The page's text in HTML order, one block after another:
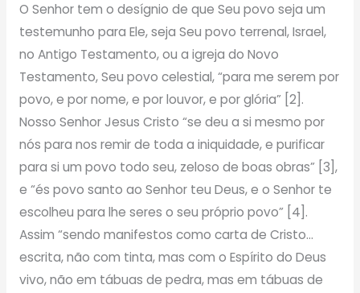
O Senhor tem o desígnio de que Seu povo seja um
testemunho para Ele, seja Seu povo terrenal, Israel,
no Antigo Testamento, ou a igreja do Novo
Testamento, Seu povo celestial, “para me serem por
povo, e por nome, e por louvor, e por glória” [2].
Nosso Senhor Jesus Cristo “se deu a si mesmo por
nós para nos remir de toda a iniquidade, e purificar
para si um povo todo seu, zeloso de boas obras” [3],
e “és povo santo ao Senhor teu Deus, e o Senhor te
escolheu para lhe seres o seu próprio povo” [4].
Assim “sendo manifestos como carta de Cristo…
escrita, não com tinta, mas com o Espírito do Deus
vivo, não em tábuas de pedra, mas em tábuas de